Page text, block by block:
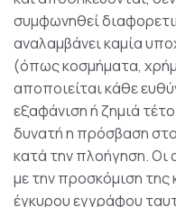
συμφωνηθεί
αναλαμβάνει καμία
(όπως κοσμήματα,
αποποιείται κάθε
εξαφάνιση ή ζημιά
δυνατή η πρόσβαση
κατά την πλοήγηση. Οι
με την προσκόμιση της
έγκυρου εγγράφου